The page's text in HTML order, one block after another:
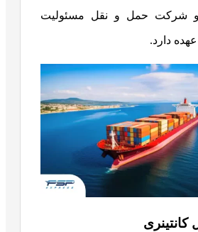
و شرکت حمل‌ و نقل مسئولیت
عهده دارد.